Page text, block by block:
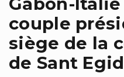
couple
siège de la
de Sant